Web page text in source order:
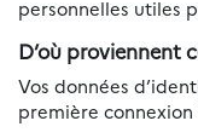
personnelles utiles
D’où proviennent
Vos données
première